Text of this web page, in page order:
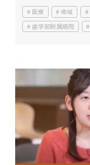
医療 地域
歯学部附属病院